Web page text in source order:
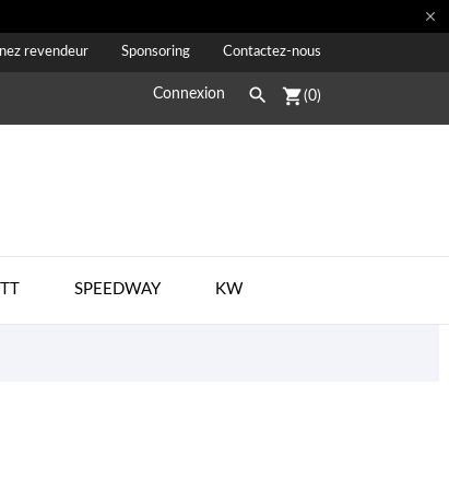

revendeur Sponsoring Contactez-nous
Connexion  shopping_cart(0)
SPEEDWAY KW